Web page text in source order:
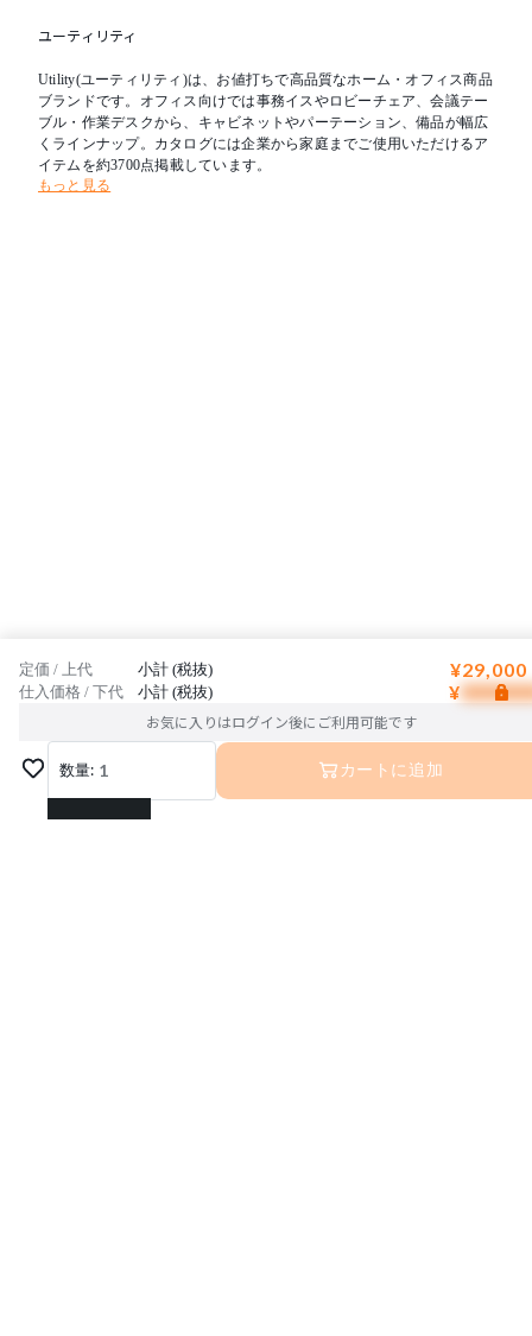
ユーティリティ
Utility(ユーティリティ)は、お値打ちで高品質なホーム・オフィス商品
ブランドです。オフィス向けでは事務イスやロビーチェア、会議テー
ブル・作業デスクから、キャビネットやパーテーション、備品が幅広
くラインナップ。カタログには企業から家庭までご使用いただけるア
イテムを約3700点掲載しています。
もっと見る
定価 / 上代 小計 (税抜) ¥29,000
仕入価格 / 下代 小計 (税抜) ¥
お気に入りはログイン後にご利用可能です
数量: 1
1
カートに追加